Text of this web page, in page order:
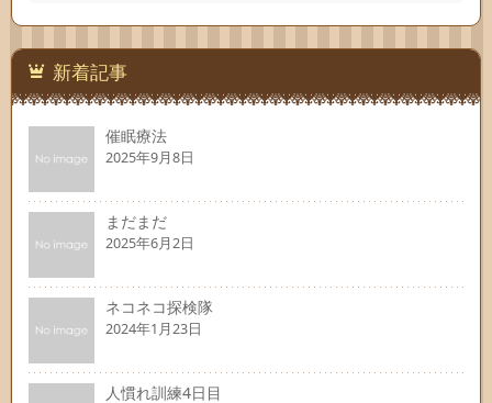
新着記事
催眠療法
2025年9月8日
まだまだ
2025年6月2日
ネコネコ探検隊
2024年1月23日
人慣れ訓練4日目